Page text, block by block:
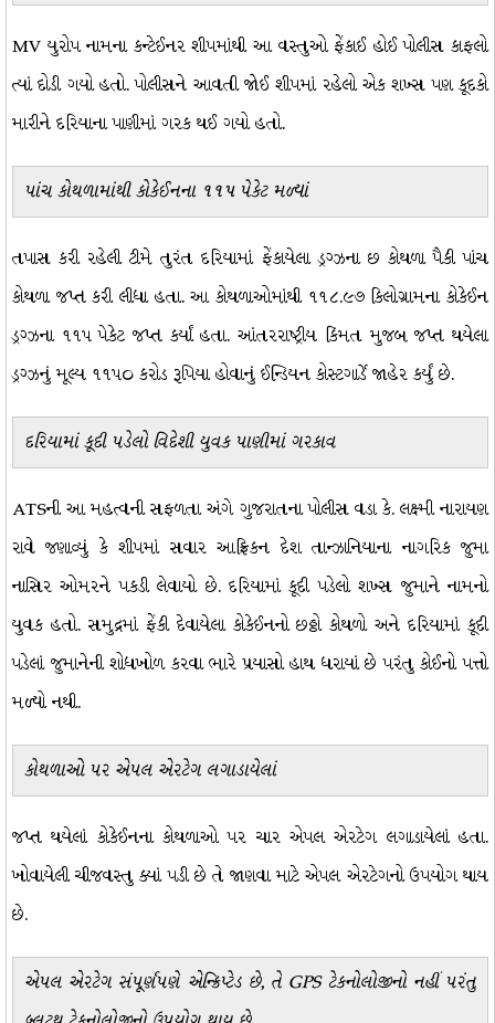
MV યુરોપ નામના કન્ટેઈનર શીપમાંથી આ વસ્તુઓ ફેંકાઈ હોઈ પોલીસ કાફલો
ત્યાં દોડી ગયો હતો. પોલીસને આવતી જોઈ શીપમાં રહેલો એક શખ્સ પણ કૂદકો
મારીને દરિયાના પાણીમાં ગરક થઈ ગયો હતો.
પાંચ કોથળામાંથી કોકેઈનના ૧૧૫ પેકેટ મળ્યાં
તપાસ કરી રહેલી ટીમે તુરંત દરિયામાં ફેંકાયેલા ડ્રગ્ઝના છ કોથળા પૈકી પાંચ
કોથળા જપ્ત કરી લીધા હતા. આ કોથળાઓમાંથી ૧૧૮.૯૭ કિલોગ્રામના કોકેઈન
ડ્રગ્ઝના ૧૧૫ પેકેટ જપ્ત કર્યાં હતા. આંતરરાષ્ટ્રીય કિંમત મુજબ જપ્ત થયેલા
ડ્રગ્ઝનું મૂલ્ય ૧૧૫૦ કરોડ રૂપિયા હોવાનું ઈન્ડિયન કોસ્ટગાર્ડે જાહેર કર્યું છે.
દરિયામાં કૂદી પડેલો વિદેશી યુવક પાણીમાં ગરકાવ
ATSની આ મહત્વની સફળતા અંગે ગુજરાતના પોલીસ વડા કે. લક્ષ્મી નારાયણ
રાવે જણાવ્યું કે શીપમાં સવાર આફ્રિકન દેશ તાન્ઝાનિયાના નાગરિક જુમા
નાસિર ઓમરને પકડી લેવાયો છે. દરિયામાં કૂદી પડેલો શખ્સ જુમાને નામનો
યુવક હતો. સમુદ્રમાં ફેંકી દેવાયેલા કોકેઈનનો છઠ્ઠો કોથળો અને દરિયામાં કૂદી
પડેલાં જુમાનેની શોધખોળ કરવા ભારે પ્રયાસો હાથ ધરાયાં છે પરંતુ કોઈનો પત્તો
મળ્યો નથી.
કોથળાઓ પર એપલ એરટેગ લગાડાયેલાં
જપ્ત થયેલાં કોકેઈનના કોથળાઓ પર ચાર એપલ એરટેગ લગાડાયેલાં હતા.
ખોવાયેલી ચીજવસ્તુ ક્યાં પડી છે તે જાણવા માટે એપલ એરટેગનો ઉપયોગ થાય
છે.
એપલ એરટેગ સંપૂર્ણપણે એન્ક્રિપ્ટેડ છે, તે GPS ટેકનોલોજીનો નહીં પરંતુ